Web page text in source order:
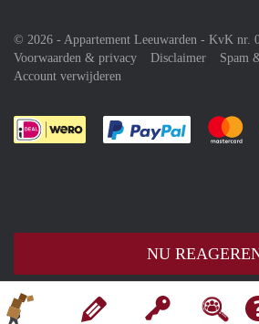
NU
© 2026 - Appartement Leeuwarden - KvK nr.
Voorwaarden & privacy
Disclaimer
Spam
Account verwijderen
Je rekent